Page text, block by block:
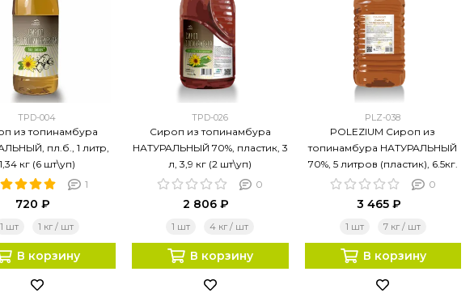
TPD-004
из топинамбура
пл.б., 1 литр,
1,34 кг (6 шт\уп)
1
720 ₽
1 шт 1 кг / шт
В корзину
TPD-026
Сироп из топинамбура
НАТУРАЛЬНЫЙ 70%, пластик, 3
л, 3,9 кг (2 шт\уп)
0
2 806 ₽
1 шт 4 кг / шт
В корзину
PLZ-038
POLEZIUM Сироп из
топинамбура НАТУРАЛЬНЫЙ
70%, 5 литров (пластик), 6.5кг.
0
3 465 ₽
1 шт 7 кг / шт
В корзину